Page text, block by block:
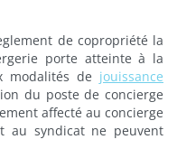
de copropriété la
porte atteinte à la
modalités de jouissance
du poste de concierge
affecté au concierge
au syndicat ne peuvent